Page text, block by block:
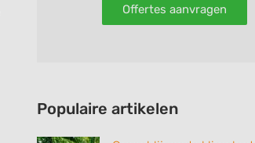
Offertes aanvragen
Populaire artikelen